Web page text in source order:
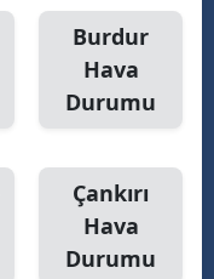
Burdur
Hava
Durumu
Çankırı
Hava
Durumu